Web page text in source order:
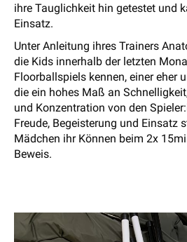
ihre Tauglichkeit hin getestet und
Einsatz.
Unter Anleitung ihres Trainers
die Kids innerhalb der letzten
Floorballspiels kennen, einer eher
die ein hohes Maß an
und Konzentration von den
Freude, Begeisterung und Einsatz
Mädchen ihr Können beim 2x
Beweis.